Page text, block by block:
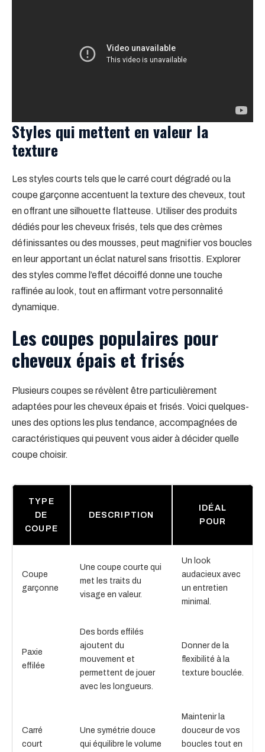
Styles qui mettent en valeur la
texture
Les styles courts tels que le carré court dégradé ou la
coupe garçonne accentuent la texture des cheveux, tout
en offrant une silhouette flatteuse. Utiliser des produits
dédiés pour les cheveux frisés, tels que des crèmes
définissantes ou des mousses, peut magnifier vos boucles
en leur apportant un éclat naturel sans frisottis. Explorer
des styles comme l’effet décoiffé donne une touche
raffinée au look, tout en affirmant votre personnalité
dynamique.
Les coupes populaires pour
cheveux épais et frisés
Plusieurs coupes se révèlent être particulièrement
adaptées pour les cheveux épais et frisés. Voici quelques-
unes des options les plus tendance, accompagnées de
caractéristiques qui peuvent vous aider à décider quelle
coupe choisir.
TYPE
DE
COUPE
DESCRIPTION
IDÉAL
POUR
Coupe
garçonne
Une coupe courte qui
met les traits du
visage en valeur.
Un look
audacieux avec
un entretien
minimal.
Paxie
effilée
Des bords effilés
ajoutent du
mouvement et
permettent de jouer
avec les longueurs.
Donner de la
flexibilité à la
texture bouclée.
Carré
court
Une symétrie douce
qui équilibre le volume
Maintenir la
douceur de vos
boucles tout en